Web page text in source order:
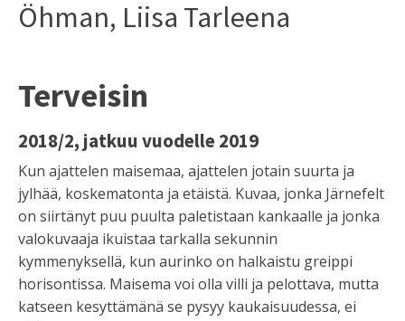
Öhman, Liisa Tarleena
Terveisin
2018/2, jatkuu vuodelle 2019
Kun ajattelen maisemaa, ajattelen jotain suurta ja
jylhää, koskematonta ja etäistä. Kuvaa, jonka Järnefelt
on siirtänyt puu puulta paletistaan kankaalle ja jonka
valokuvaaja ikuistaa tarkalla sekunnin
kymmenyksellä, kun aurinko on halkaistu greippi
horisontissa. Maisema voi olla villi ja pelottava, mutta
katseen kesyttämänä se pysyy kaukaisuudessa, ei